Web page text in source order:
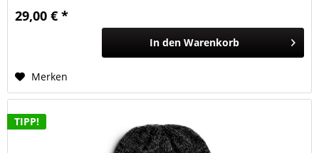
29,00 € *
In den Warenkorb
Merken
TIPP!